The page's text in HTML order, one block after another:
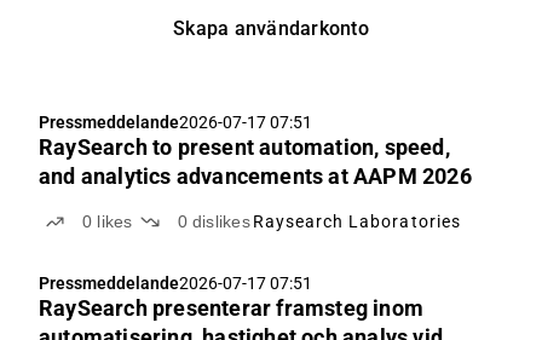
Skapa användarkonto
Pressmeddelande2026-07-17 07:51
RaySearch to present automation, speed,
and analytics advancements at AAPM 2026
0 likes 0 dislikes Raysearch Laboratories
Pressmeddelande2026-07-17 07:51
RaySearch presenterar framsteg inom